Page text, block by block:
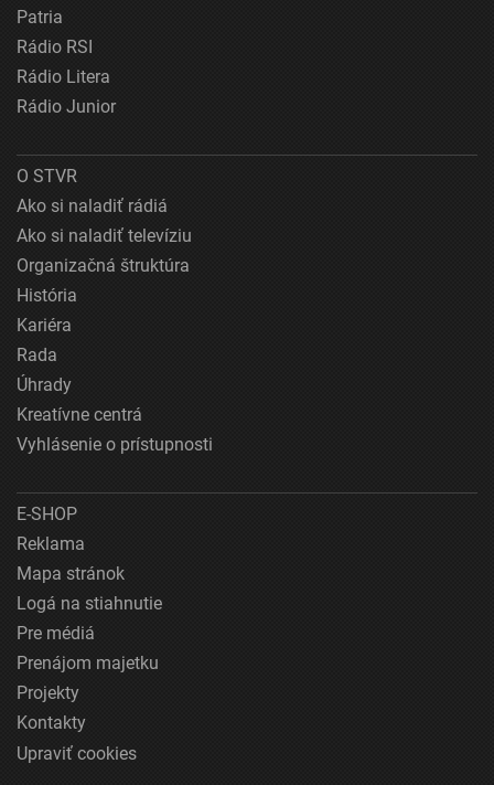
Patria
Rádio RSI
Rádio Litera
Rádio Junior
O STVR
Ako si naladiť rádiá
Ako si naladiť televíziu
Organizačná štruktúra
História
Kariéra
Rada
Úhrady
Kreatívne centrá
Vyhlásenie o prístupnosti
E-SHOP
Reklama
Mapa stránok
Logá na stiahnutie
Pre médiá
Prenájom majetku
Projekty
Kontakty
Upraviť cookies